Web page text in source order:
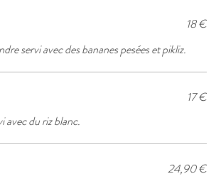
servi avec des bananes pesées et pikliz.
18 €
avec du riz blanc.
17 €
24,90 €